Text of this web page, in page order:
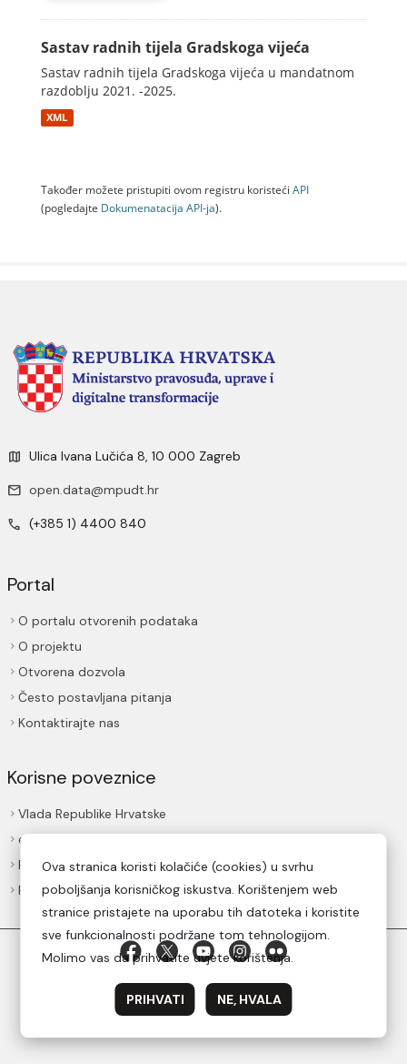
Sastav radnih tijela Gradskoga vijeća
Sastav radnih tijela Gradskoga vijeća u mandatnom
razdoblju 2021. -2025.
XML
Također možete pristupiti ovom registru koristeći API
(pogledajte Dokumenаtаcijа API-jа).